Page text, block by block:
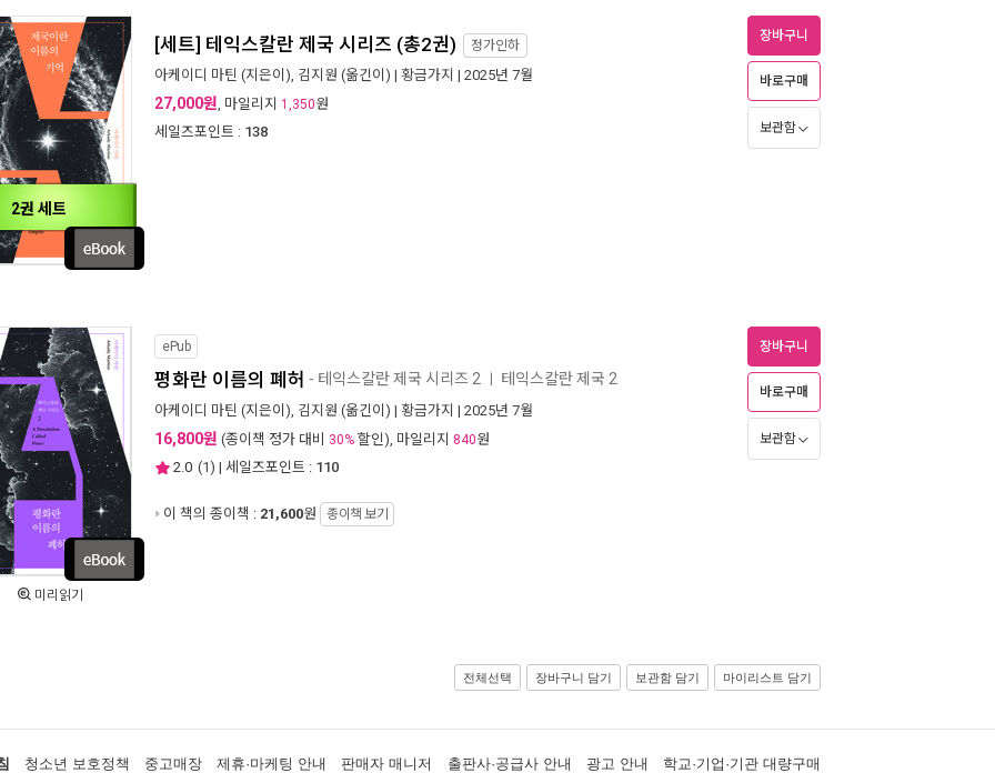
2권 세트
[세트] 테익스칼란 제국 시리즈 (총2권) 정가인하
아케이디 마틴 (지은이), 김지원 (옮긴이) | 황금가지 | 2025년 7월
27,000원, 마일리지 1,350원
세일즈포인트 : 138
장바구니
바로구매
보관함
미리읽기
ePub
평화란 이름의 폐허 - 테익스칼란 제국 시리즈 2 테익스칼란 제국 2
아케이디 마틴 (지은이), 김지원 (옮긴이) | 황금가지 | 2025년 7월
16,800원 (종이책 정가 대비 30% 할인), 마일리지 840원
2.0 (1) | 세일즈포인트 : 110
이 책의 종이책 : 21,600원 종이책 보기
장바구니
바로구매
보관함
전체선택 장바구니 담기 보관함 담기 마이리스트 담기
청소년 보호정책 중고매장 제휴·마케팅 안내 판매자 매니저 출판사·공급사 안내 광고 안내 학교·기업·기관 대량구매